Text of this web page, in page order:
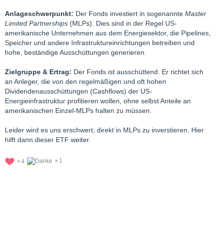
Anlageschwerpunkt: Der Fonds investiert in sogenannte Master
Limited Partnerships (MLPs). Dies sind in der Regel US-
amerikanische Unternehmen aus dem Energiesektor, die Pipelines,
Speicher und andere Infrastruktureinrichtungen betreiben und
hohe, beständige Ausschüttungen generieren.
Zielgruppe & Ertrag: Der Fonds ist ausschüttend. Er richtet sich
an Anleger, die von den regelmäßigen und oft hohen
Dividendenausschüttungen (Cashflows) der US-
Energieinfrastruktur profitieren wollen, ohne selbst Anteile an
amerikanischen Einzel-MLPs halten zu müssen.
Leider wird es uns erschwert, direkt in MLPs zu inverstieren. Hier
hilft dann dieser ETF weiter.
4 1